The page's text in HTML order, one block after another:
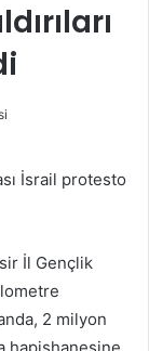
İsrail protesto
İl Gençlik
2 milyon